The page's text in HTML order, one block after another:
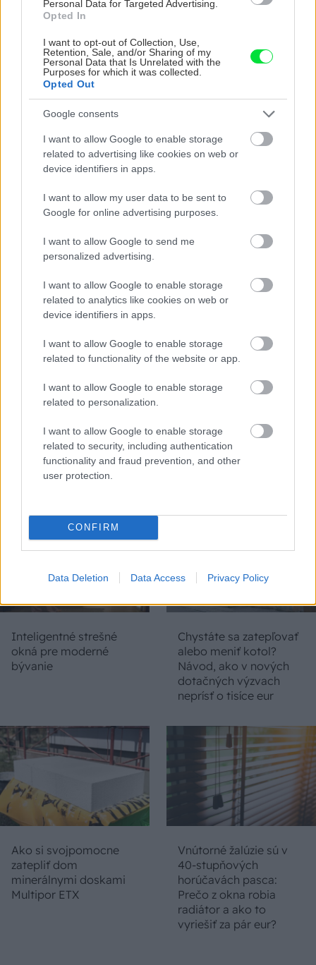
Personal Data for Targeted Advertising.
Opted In
I want to opt-out of Collection, Use,
Retention, Sale, and/or Sharing of my
Personal Data that Is Unrelated with the
Purposes for which it was collected.
Opted Out
Google consents
I want to allow Google to enable storage
related to advertising like cookies on web or
device identifiers in apps.
I want to allow my user data to be sent to
Google for online advertising purposes.
I want to allow Google to send me
personalized advertising.
I want to allow Google to enable storage
related to analytics like cookies on web or
device identifiers in apps.
I want to allow Google to enable storage
related to functionality of the website or app.
I want to allow Google to enable storage
related to personalization.
I want to allow Google to enable storage
related to security, including authentication
functionality and fraud prevention, and other
user protection.
CONFIRM
Data Deletion Data Access Privacy Policy
Na Morave prerobila
starú chalupu na
nepoznanie: Keď
že nie ste v Toskánsku
S motorovou pílou sa
dokáže aj podpísať.
montovaný domček v
duchu tradícií
10 najčastejších
skrytých chýb, ktoré
prekvapiť
vôňa dreva: Takáto
deň!
Inteligentné strešné
okná pre moderné
bývanie
Chystáte sa zatepľovať
alebo meniť kotol?
Návod, ako v nových
dotačných výzvach
neprísť o tisíce eur
Ako si svojpomocne
zatepliť dom
minerálnymi doskami
Multipor ETX
Vnútorné žalúzie sú v
40-stupňových
horúčavách pasca:
Prečo z okna robia
radiátor a ako to
vyriešiť za pár eur?